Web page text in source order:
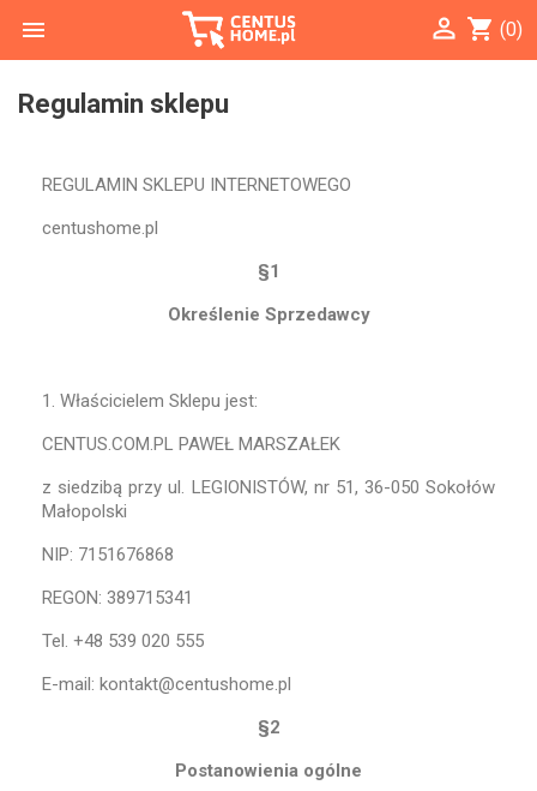
 shopping_cart (0)

Regulamin sklepu
REGULAMIN SKLEPU INTERNETOWEGO
centushome.pl
§1
Określenie Sprzedawcy
1. Właścicielem Sklepu jest:
CENTUS.COM.PL PAWEŁ MARSZAŁEK
z siedzibą przy ul. LEGIONISTÓW, nr 51, 36-050 Sokołów
Małopolski
NIP: 7151676868
REGON: 389715341
Tel. +48 539 020 555
E-mail: kontakt@centushome.pl
§2
Postanowienia ogólne